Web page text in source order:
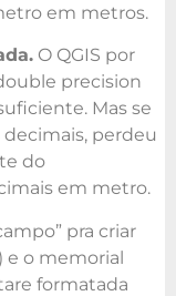
em metros.
O QGIS por
precision
Mas se
perdeu
do
em metro.
pra criar
) e o memorial
formatada